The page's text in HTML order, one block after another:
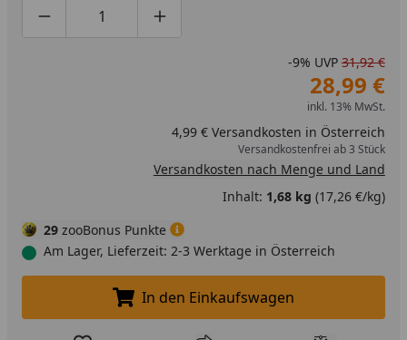
Produktmenge um eins verringern
Produktmenge manuell eingeben
Produktmenge um eins erhöhen
-9% UVP 31,92 €
28,99 €
inkl. 13% MwSt.
4,99 € Versandkosten in Österreich
Versandkostenfrei ab 3 Stück
Versandkosten nach Menge und Land
Inhalt: 1,68 kg (17,26 €/kg)
29 zooBonus Punkte
Am Lager, Lieferzeit: 2-3 Werktage in Österreich
In den Einkaufswagen legen
In den Einkaufswagen